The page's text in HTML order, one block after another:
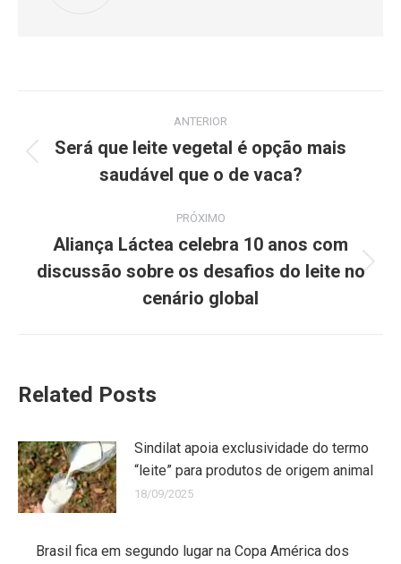
ANTERIOR
Será que leite vegetal é opção mais
saudável que o de vaca?
PRÓXIMO
Aliança Láctea celebra 10 anos com
discussão sobre os desafios do leite no
cenário global
Related Posts
Sindilat apoia exclusividade do termo
“leite” para produtos de origem animal
18/09/2025
Brasil fica em segundo lugar na Copa América dos